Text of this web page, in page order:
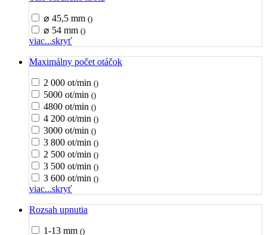
⌀ 45,5 mm ()
⌀ 54 mm ()
viac...skryť
Maximálny počet otáčok
2 000 ot/min ()
5000 ot/min ()
4800 ot/min ()
4 200 ot/min ()
3000 ot/min ()
3 800 ot/min ()
2 500 ot/min ()
3 500 ot/min ()
3 600 ot/min ()
viac...skryť
Rozsah upnutia
1-13 mm ()